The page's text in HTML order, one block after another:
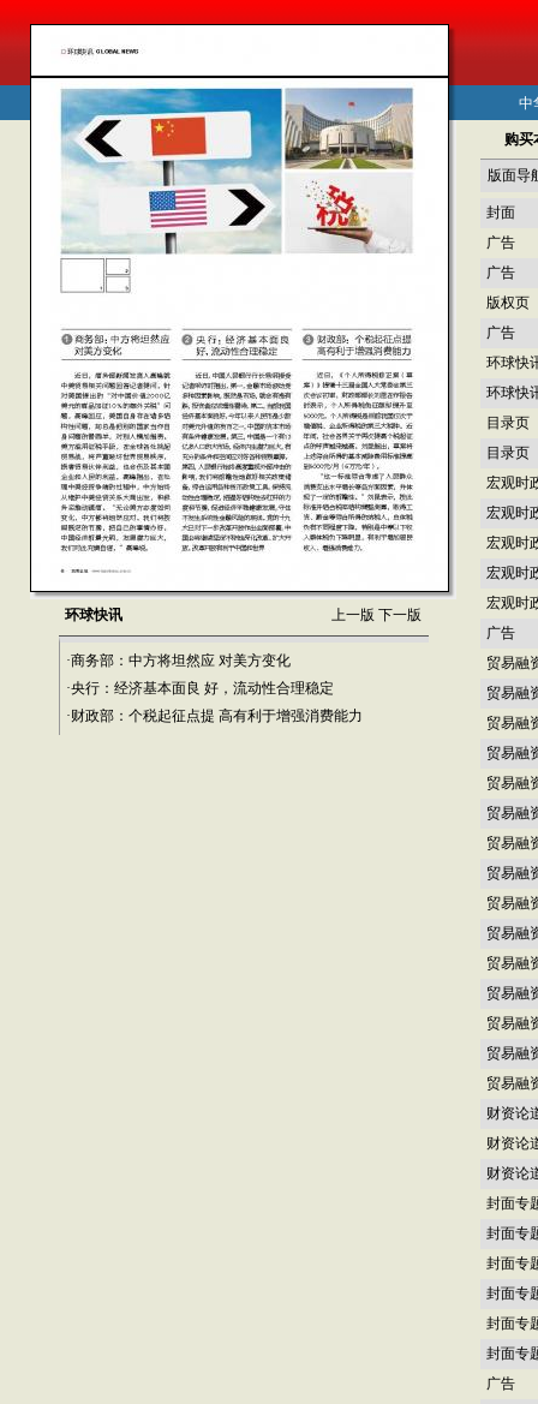
环球快讯 上一版 下一版
·商务部：中方将坦然应 对美方变化
·央行：经济基本面良 好，流动性合理稳定
·财政部：个税起征点提 高有利于增强消费能力
购买
版面导
封面
广告
广告
版权页
广告
环球快
环球快
目录页
目录页
宏观时
宏观时
宏观时
宏观时
宏观时
广告
贸易融
贸易融
贸易融
贸易融
贸易融
贸易融
贸易融
贸易融
贸易融
贸易融
贸易融
贸易融
贸易融
贸易融
贸易融
财资论
财资论
财资论
封面专
封面专
封面专
封面专
封面专
封面专
广告